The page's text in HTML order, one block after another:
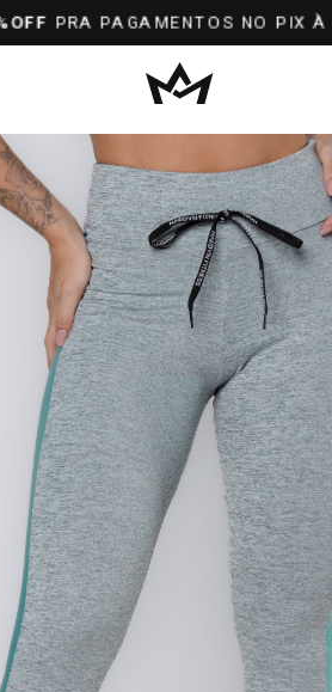
COMPRAS ACIMA DE R$299,90